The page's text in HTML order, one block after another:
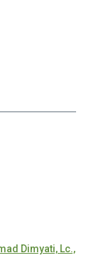
Dimyati, Lc.,